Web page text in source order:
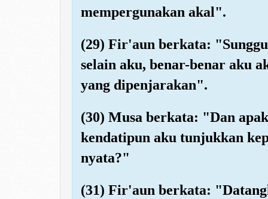
mempergunakan akal".
(29) Fir'aun berkata:
selain aku, benar-benar aku
yang dipenjarakan".
(30) Musa berkata: "Dan
kendatipun aku tunjukkan
nyata?"
(31) Fir'aun berkata: